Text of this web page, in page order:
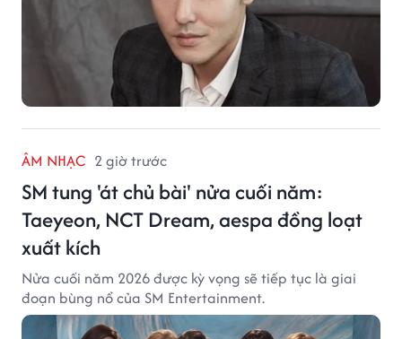
ÂM NHẠC 2 giờ trước
SM tung 'át chủ bài' nửa cuối năm:
Taeyeon, NCT Dream, aespa đồng loạt
xuất kích
Nửa cuối năm 2026 được kỳ vọng sẽ tiếp tục là giai
đoạn bùng nổ của SM Entertainment.